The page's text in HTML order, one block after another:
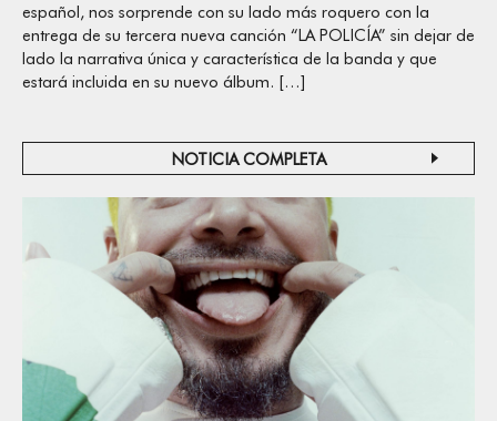
español, nos sorprende con su lado más roquero con la
entrega de su tercera nueva canción “LA POLICÍA” sin dejar de
lado la narrativa única y característica de la banda y que
estará incluida en su nuevo álbum. […]
NOTICIA COMPLETA